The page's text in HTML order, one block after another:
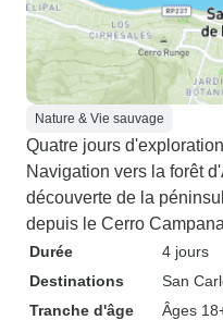
Nature & Vie sauvage
Quatre jours
Navigation vers la forêt
découverte de la
depuis le Cerro
Durée
4 jours
Destinations
San
Tranche d'âge
Âges